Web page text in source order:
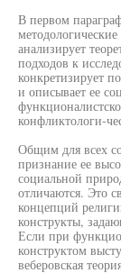
В первом
анализирует
подходов к
конкретизирует
и описывает ее
конфликтологи-
Общим для всех
признание ее
социальной
отличаются. Это
концепций
конструкты,
Если при
конструктом
веберовская